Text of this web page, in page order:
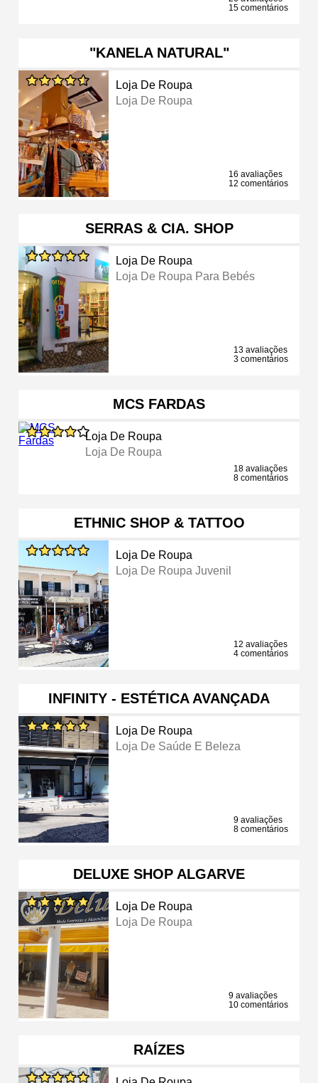
15 comentários
"KANELA NATURAL"
Loja De Roupa
Loja De Roupa
16 avaliações
12 comentários
SERRAS & CIA. SHOP
Loja De Roupa
Loja De Roupa Para Bebés
13 avaliações
3 comentários
MCS FARDAS
Loja De Roupa
Loja De Roupa
18 avaliações
8 comentários
ETHNIC SHOP & TATTOO
Loja De Roupa
Loja De Roupa Juvenil
12 avaliações
4 comentários
INFINITY - ESTÉTICA AVANÇADA
Loja De Roupa
Loja De Saúde E Beleza
9 avaliações
8 comentários
DELUXE SHOP ALGARVE
Loja De Roupa
Loja De Roupa
9 avaliações
10 comentários
RAÍZES